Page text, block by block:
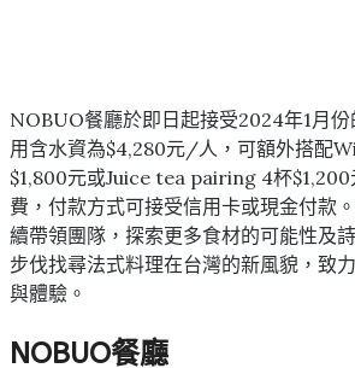
NOBUO餐廳於即日起接受2024年1月
用含水資為$4,280元/人，可額外搭配
$1,800元或Juice tea pairing 4杯
費，付款方式可接受信用卡或現金付款
續帶領團隊，探索更多食材的可能性及
步伐找尋法式料理在台灣的新風貌，致
與體驗。
NOBUO餐廳